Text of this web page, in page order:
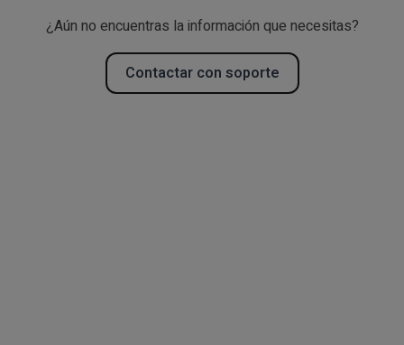
¿Aún no encuentras la información que necesitas?
Contactar con soporte